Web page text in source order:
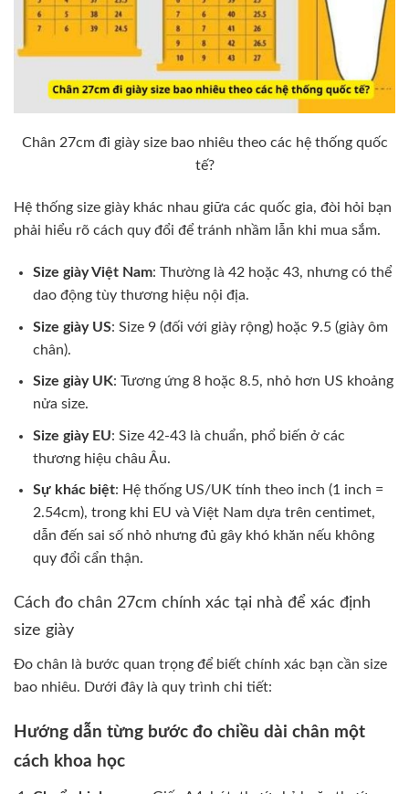
Chân 27cm đi giày size bao nhiêu theo các hệ thống quốc
tế?
Hệ thống size giày khác nhau giữa các quốc gia, đòi hỏi bạn
phải hiểu rõ cách quy đổi để tránh nhầm lẫn khi mua sắm.
Size giày Việt Nam: Thường là 42 hoặc 43, nhưng có thể
dao động tùy thương hiệu nội địa.
Size giày US: Size 9 (đối với giày rộng) hoặc 9.5 (giày ôm
chân).
Size giày UK: Tương ứng 8 hoặc 8.5, nhỏ hơn US khoảng
nửa size.
Size giày EU: Size 42-43 là chuẩn, phổ biến ở các
thương hiệu châu Âu.
Sự khác biệt: Hệ thống US/UK tính theo inch (1 inch =
2.54cm), trong khi EU và Việt Nam dựa trên centimet,
dẫn đến sai số nhỏ nhưng đủ gây khó khăn nếu không
quy đổi cẩn thận.
Cách đo chân 27cm chính xác tại nhà để xác định
size giày
Đo chân là bước quan trọng để biết chính xác bạn cần size
bao nhiêu. Dưới đây là quy trình chi tiết:
Hướng dẫn từng bước đo chiều dài chân một
cách khoa học